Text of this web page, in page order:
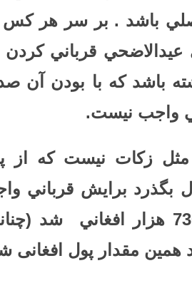
باشد . بر سر هر
قرباني كردن
باشد كه با بودن آن
واجب نيست.
زكات نيست كه از
بگذرد برايش قرباني
باشد اگر روز عيد قربان صاحب تقریبا 73000 هزار افغاني
کردند همین مقدار پول